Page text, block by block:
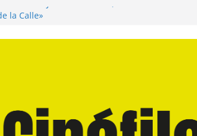
Entrevista a Juan Martín Hsu, director de «Los